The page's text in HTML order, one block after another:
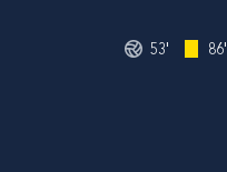
53' 86'